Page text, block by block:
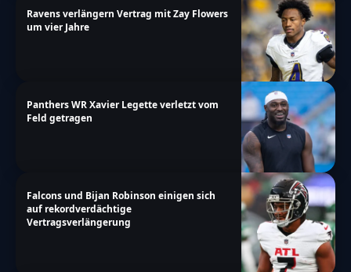
Ravens verlängern Vertrag mit Zay Flowers
um vier Jahre
Panthers WR Xavier Legette verletzt vom
Feld getragen
Falcons und Bijan Robinson einigen sich
auf rekordverdächtige
Vertragsverlängerung